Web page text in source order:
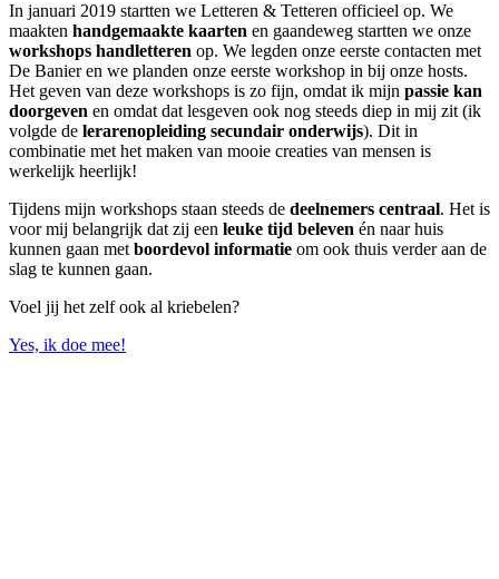
In januari 2019 startten we Letteren & Tetteren officieel op. We
maakten handgemaakte kaarten en gaandeweg startten we onze
workshops handletteren op. We legden onze eerste contacten met
De Banier en we planden onze eerste workshop in bij onze hosts.
Het geven van deze workshops is zo fijn, omdat ik mijn passie kan
doorgeven en omdat dat lesgeven ook nog steeds diep in mij zit (ik
volgde de lerarenopleiding secundair onderwijs). Dit in
combinatie met het maken van mooie creaties van mensen is
werkelijk heerlijk!
Tijdens mijn workshops staan steeds de deelnemers centraal. Het is
voor mij belangrijk dat zij een leuke tijd beleven én naar huis
kunnen gaan met boordevol informatie om ook thuis verder aan de
slag te kunnen gaan.
Voel jij het zelf ook al kriebelen?
Yes, ik doe mee!